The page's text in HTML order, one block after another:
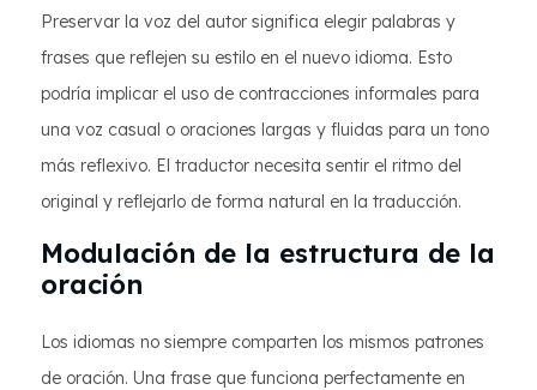
Preservar la voz del autor significa elegir palabras y
frases que reflejen su estilo en el nuevo idioma. Esto
podría implicar el uso de contracciones informales para
una voz casual o oraciones largas y fluidas para un tono
más reflexivo. El traductor necesita sentir el ritmo del
original y reflejarlo de forma natural en la traducción.
Modulación de la estructura de la
oración
Los idiomas no siempre comparten los mismos patrones
de oración. Una frase que funciona perfectamente en